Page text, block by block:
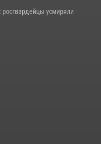
усмиряли